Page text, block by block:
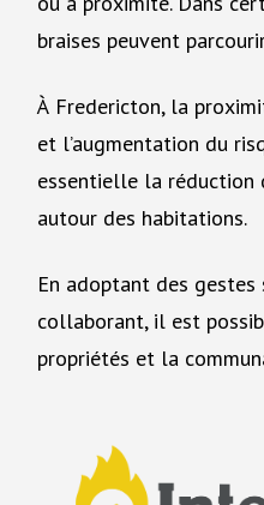
braises peuvent
À Fredericton, la
et l’augmentation du
essentielle la réduction
autour des habitations.
En adoptant des gestes
collaborant, il est
propriétés et la